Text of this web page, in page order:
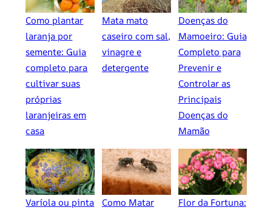
Como plantar
laranja por
semente: Guia
completo para
cultivar suas
próprias
laranjeiras em
casa
Mata mato
caseiro com sal,
vinagre e
detergente
Doenças do
Mamoeiro: Guia
Completo para
Prevenir e
Controlar as
Principais
Doenças do
Mamão
Varíola ou pinta
Como Matar
Flor da Fortuna: